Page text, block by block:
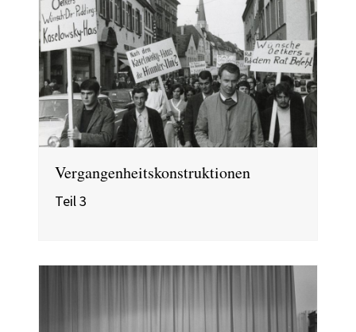
Vergangenheitskonstruktionen
Teil 3